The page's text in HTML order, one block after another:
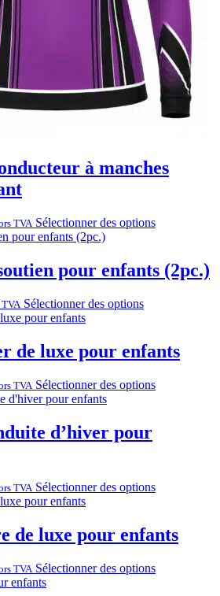
à manches
TVA Sélectionner des options
pour enfants (2pc.)
TVA Sélectionner des options
de luxe pour enfants
TVA Sélectionner des options
d’hiver pour
TVA Sélectionner des options
de luxe pour enfants
TVA Sélectionner des options